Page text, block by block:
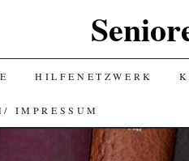
HILFENETZWERK
IMPRESSUM